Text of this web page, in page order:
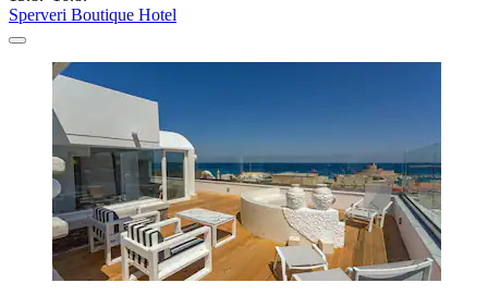
Sperveri Boutique Hotel